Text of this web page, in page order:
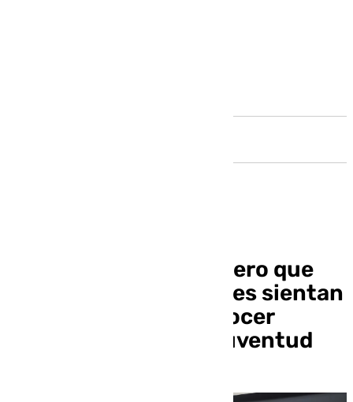
Marta González: «Quiero que
poco a poco los jóvenes sientan
la motivación en conocer
nuestra Casa de la Juventud